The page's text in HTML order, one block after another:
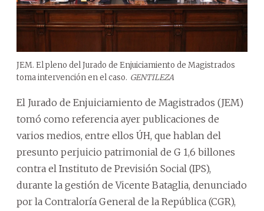
JEM. El pleno del Jurado de Enjuiciamiento de Magistrados
toma intervención en el caso. GENTILEZA
El Jurado de Enjuiciamiento de Magistrados (JEM)
tomó como referencia ayer publicaciones de
varios medios, entre ellos ÚH, que hablan del
presunto perjuicio patrimonial de G 1,6 billones
contra el Instituto de Previsión Social (IPS),
durante la gestión de Vicente Bataglia, denunciado
por la Contraloría General de la República (CGR),